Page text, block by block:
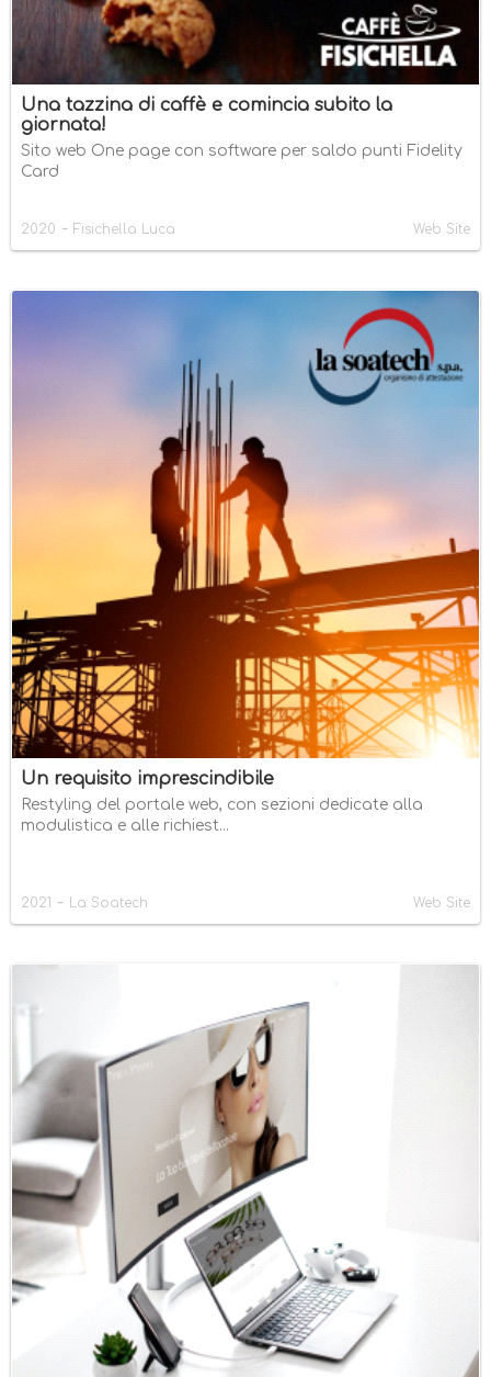
Una tazzina di caffè e comincia subito la
giornata!
Sito web One page con software per saldo punti Fidelity
Card
2020 - Fisichella Luca Web Site
Un requisito imprescindibile
Restyling del portale web, con sezioni dedicate alla
modulistica e alle richiest...
2021 - La Soatech Web Site